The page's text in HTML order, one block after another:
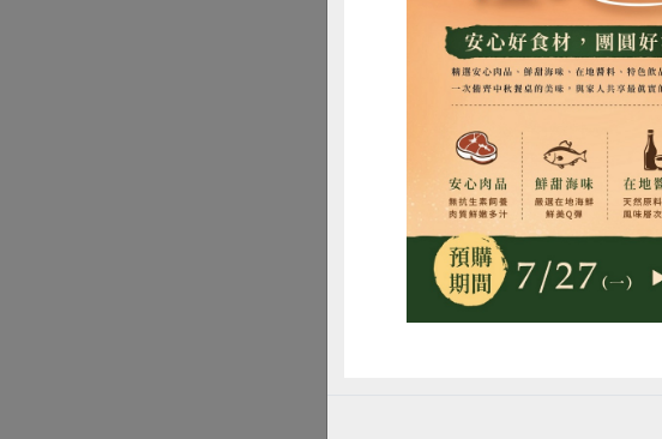
一起創建共老社區
不過，「共老」的選擇也不必然
個人或多個人，甚至是一群人一
學，甚至是相同專業的人，或是
美國社會有許多退休社區，專為
人的需求為主，例如，繪畫、燒
家住戶有自己的廚房；不想煮菜
退休社區種類多元，價錢也不一
感到不安。那些年長者認為這些
惜食 RPET